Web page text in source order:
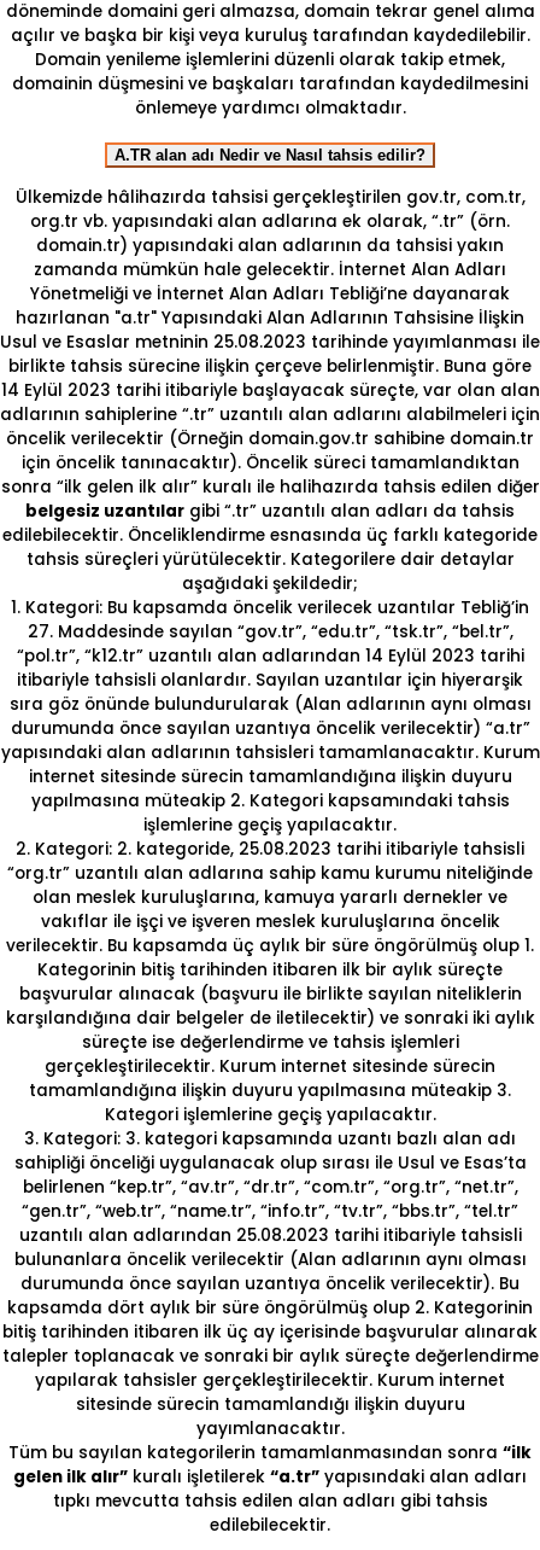
döneminde domaini geri almazsa, domain tekrar genel alıma
açılır ve başka bir kişi veya kuruluş tarafından kaydedilebilir.
Domain yenileme işlemlerini düzenli olarak takip etmek,
domainin düşmesini ve başkaları tarafından kaydedilmesini
önlemeye yardımcı olmaktadır.
A.TR alan adı Nedir ve Nasıl tahsis edilir?
Ülkemizde hâlihazırda tahsisi gerçekleştirilen gov.tr, com.tr,
org.tr vb. yapısındaki alan adlarına ek olarak, “.tr” (örn.
domain.tr) yapısındaki alan adlarının da tahsisi yakın
zamanda mümkün hale gelecektir. İnternet Alan Adları
Yönetmeliği ve İnternet Alan Adları Tebliği’ne dayanarak
hazırlanan "a.tr" Yapısındaki Alan Adlarının Tahsisine İlişkin
Usul ve Esaslar metninin 25.08.2023 tarihinde yayımlanması ile
birlikte tahsis sürecine ilişkin çerçeve belirlenmiştir. Buna göre
14 Eylül 2023 tarihi itibariyle başlayacak süreçte, var olan alan
adlarının sahiplerine “.tr” uzantılı alan adlarını alabilmeleri için
öncelik verilecektir (Örneğin domain.gov.tr sahibine domain.tr
için öncelik tanınacaktır). Öncelik süreci tamamlandıktan
sonra “ilk gelen ilk alır” kuralı ile halihazırda tahsis edilen diğer
belgesiz uzantılar gibi “.tr” uzantılı alan adları da tahsis
edilebilecektir. Önceliklendirme esnasında üç farklı kategoride
tahsis süreçleri yürütülecektir. Kategorilere dair detaylar
aşağıdaki şekildedir;
1. Kategori: Bu kapsamda öncelik verilecek uzantılar Tebliğ’in
27. Maddesinde sayılan “gov.tr”, “edu.tr”, “tsk.tr”, “bel.tr”,
“pol.tr”, “k12.tr” uzantılı alan adlarından 14 Eylül 2023 tarihi
itibariyle tahsisli olanlardır. Sayılan uzantılar için hiyerarşik
sıra göz önünde bulundurularak (Alan adlarının aynı olması
durumunda önce sayılan uzantıya öncelik verilecektir) “a.tr”
yapısındaki alan adlarının tahsisleri tamamlanacaktır. Kurum
internet sitesinde sürecin tamamlandığına ilişkin duyuru
yapılmasına müteakip 2. Kategori kapsamındaki tahsis
işlemlerine geçiş yapılacaktır.
2. Kategori: 2. kategoride, 25.08.2023 tarihi itibariyle tahsisli
“org.tr” uzantılı alan adlarına sahip kamu kurumu niteliğinde
olan meslek kuruluşlarına, kamuya yararlı dernekler ve
vakıflar ile işçi ve işveren meslek kuruluşlarına öncelik
verilecektir. Bu kapsamda üç aylık bir süre öngörülmüş olup 1.
Kategorinin bitiş tarihinden itibaren ilk bir aylık süreçte
başvurular alınacak (başvuru ile birlikte sayılan niteliklerin
karşılandığına dair belgeler de iletilecektir) ve sonraki iki aylık
süreçte ise değerlendirme ve tahsis işlemleri
gerçekleştirilecektir. Kurum internet sitesinde sürecin
tamamlandığına ilişkin duyuru yapılmasına müteakip 3.
Kategori işlemlerine geçiş yapılacaktır.
3. Kategori: 3. kategori kapsamında uzantı bazlı alan adı
sahipliği önceliği uygulanacak olup sırası ile Usul ve Esas’ta
belirlenen “kep.tr”, “av.tr”, “dr.tr”, “com.tr”, “org.tr”, “net.tr”,
“gen.tr”, “web.tr”, “name.tr”, “info.tr”, “tv.tr”, “bbs.tr”, “tel.tr”
uzantılı alan adlarından 25.08.2023 tarihi itibariyle tahsisli
bulunanlara öncelik verilecektir (Alan adlarının aynı olması
durumunda önce sayılan uzantıya öncelik verilecektir). Bu
kapsamda dört aylık bir süre öngörülmüş olup 2. Kategorinin
bitiş tarihinden itibaren ilk üç ay içerisinde başvurular alınarak
talepler toplanacak ve sonraki bir aylık süreçte değerlendirme
yapılarak tahsisler gerçekleştirilecektir. Kurum internet
sitesinde sürecin tamamlandığı ilişkin duyuru
yayımlanacaktır.
Tüm bu sayılan kategorilerin tamamlanmasından sonra “ilk
gelen ilk alır” kuralı işletilerek “a.tr” yapısındaki alan adları
tıpkı mevcutta tahsis edilen alan adları gibi tahsis
edilebilecektir.